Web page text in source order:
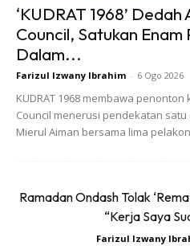
Ads
‘KUDRAT 1968’
Council, Satukan Enam
Dalam...
Farizul Izwany Ibrahim - 6 Ogo 2026
KUDRAT 1968 membawa
Council menerusi pendekatan
Mierul Aiman bersama lima
Ramadan Ondash Tolak
“Kerja Saya
Farizul Izwany